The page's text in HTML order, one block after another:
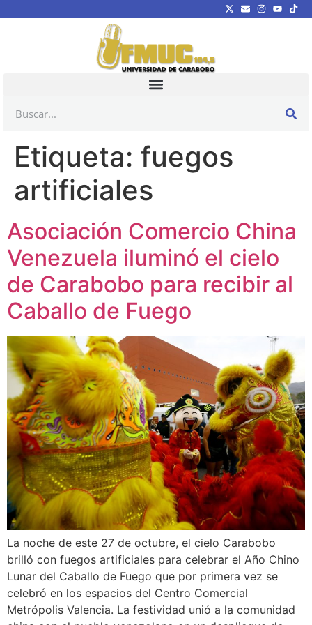
Etiqueta: fuegos
artificiales
Asociación Comercio China
Venezuela iluminó el cielo
de Carabobo para recibir al
Caballo de Fuego
La noche de este 27 de octubre, el cielo Carabobo
brilló con fuegos artificiales para celebrar el Año Chino
Lunar del Caballo de Fuego que por primera vez se
celebró en los espacios del Centro Comercial
Metrópolis Valencia. La festividad unió a la comunidad